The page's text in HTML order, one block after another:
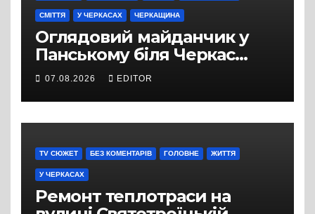
СМІТТЯ У ЧЕРКАСАХ ЧЕРКАЩИНА
Оглядовий майданчик у
Панському біля Черкас
перетворився на занедбане
07.08.2026 EDITOR
TV СЮЖЕТ БЕЗ КОМЕНТАРІВ ГОЛОВНЕ ЖИТТЯ
У ЧЕРКАСАХ
Ремонт теплотраси на